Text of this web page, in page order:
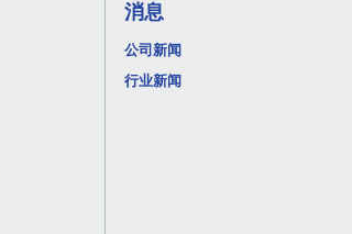
消息
公司新闻
行业新闻